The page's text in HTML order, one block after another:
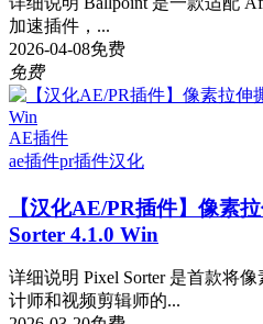
加速插件，...
2026-04-08免费
免费
AE插件
ae插件pr插件汉化
【汉化AE/PR插件】像素
Sorter 4.1.0 Win
详细说明 Pixel Sorter 是首款将
计师和视频剪辑师的...